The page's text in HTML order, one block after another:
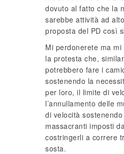
dovuto al fatto che la
sarebbe attività ad
proposta del PD così
Mi perdonerete ma
la protesta che,
potrebbero fare i
sostenendo la
per loro, il limite di
l’annullamento delle
di velocità
massacranti imposti
costringerli a correre
sosta.